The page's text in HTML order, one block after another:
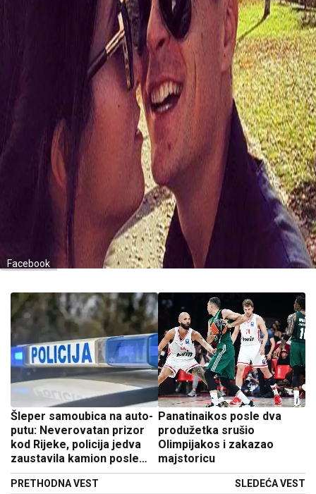
Facebook
Šleper samoubica na auto-
putu: Neverovatan prizor
kod Rijeke, policija jedva
zaustavila kamion posle
vožnje u suprotnom smeru
(VIDEO)
PRETHODNA VEST
Panatinaikos posle dva
produžetka srušio
Olimpijakos i zakazao
majstoricu
SLEDEĆA VEST